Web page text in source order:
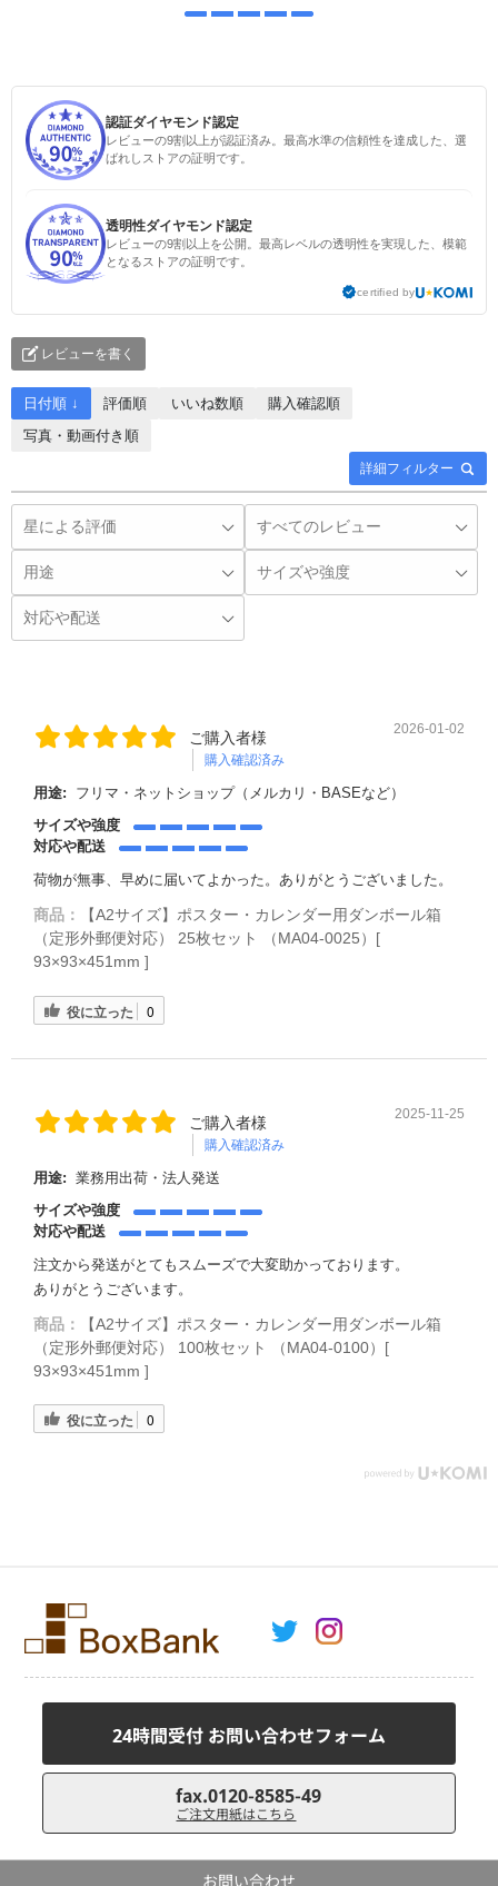
認証ダイヤモンド認定
レビューの9割以上が認証済み。最高水準の信頼性を達成した、選
ばれしストアの証明です。
透明性ダイヤモンド認定
レビューの9割以上を公開。最高レベルの透明性を実現した、模範
となるストアの証明です。
certified by
レビューを書く
詳細フィルター
日付順 ↓ 評価順 いいね数順
購入確認順
写真・動画付き順
ご購入者様
購入確認済み
2026-01-02
用途:
フリマ・ネットショップ（メルカリ・BASEなど）
サイズや強度
対応や配送
荷物が無事、早めに届いてよかった。ありがとうございました。
商品：
【A2サイズ】ポスター・カレンダー用ダンボール箱
（定形外郵便対応） 25枚セット （MA04-0025）[
93×93×451mm ]
役に立った 0
ご購入者様
購入確認済み
2025-11-25
用途: 業務用出荷・法人発送
サイズや強度
対応や配送
注文から発送がとてもスムーズで大変助かっております。
ありがとうございます。
商品：
【A2サイズ】ポスター・カレンダー用ダンボール箱
（定形外郵便対応） 100枚セット （MA04-0100）[
93×93×451mm ]
役に立った 0
24時間受付 お問い合わせフォーム
fax.0120-8585-49
ご注文用紙はこちら
お問い合わせ